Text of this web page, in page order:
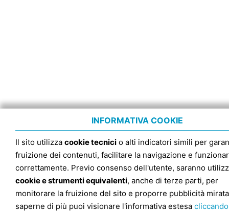
INFORMATIVA COOKIE
Il sito utilizza cookie tecnici o alti indicatori simili per
fruizione dei contenuti, facilitare la navigazione e
correttamente. Previo consenso dell'utente, saranno
cookie e strumenti equivalenti, anche di terze parti, per
monitorare la fruizione del sito e proporre pubblicità
saperne di più puoi visionare l'informativa estesa